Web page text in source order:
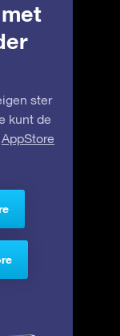
ster
kunt de
AppStore